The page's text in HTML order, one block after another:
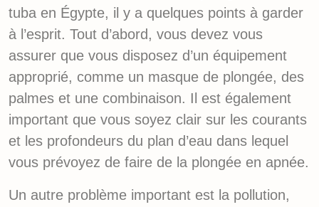
tuba en Égypte, il y a quelques points à garder
à l’esprit. Tout d’abord, vous devez vous
assurer que vous disposez d’un équipement
approprié, comme un masque de plongée, des
palmes et une combinaison. Il est également
important que vous soyez clair sur les courants
et les profondeurs du plan d’eau dans lequel
vous prévoyez de faire de la plongée en apnée.
Un autre problème important est la pollution,